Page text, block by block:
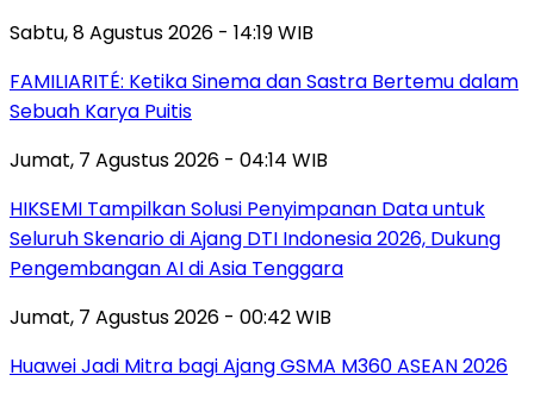
Sabtu, 8 Agustus 2026 - 14:19 WIB
FAMILIARITÉ: Ketika Sinema dan Sastra Bertemu dalam
Sebuah Karya Puitis
Jumat, 7 Agustus 2026 - 04:14 WIB
HIKSEMI Tampilkan Solusi Penyimpanan Data untuk
Seluruh Skenario di Ajang DTI Indonesia 2026, Dukung
Pengembangan AI di Asia Tenggara
Jumat, 7 Agustus 2026 - 00:42 WIB
Huawei Jadi Mitra bagi Ajang GSMA M360 ASEAN 2026